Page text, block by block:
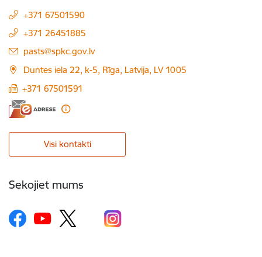
+371 67501590
+371 26451885
E-pasts:
pasts@spkc.gov.lv
Duntes iela 22, k-5, Rīga, Latvija, LV 1005
+371 67501591
Visi kontakti
Sekojiet mums